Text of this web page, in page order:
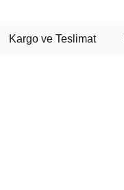
Kargo ve Teslimat